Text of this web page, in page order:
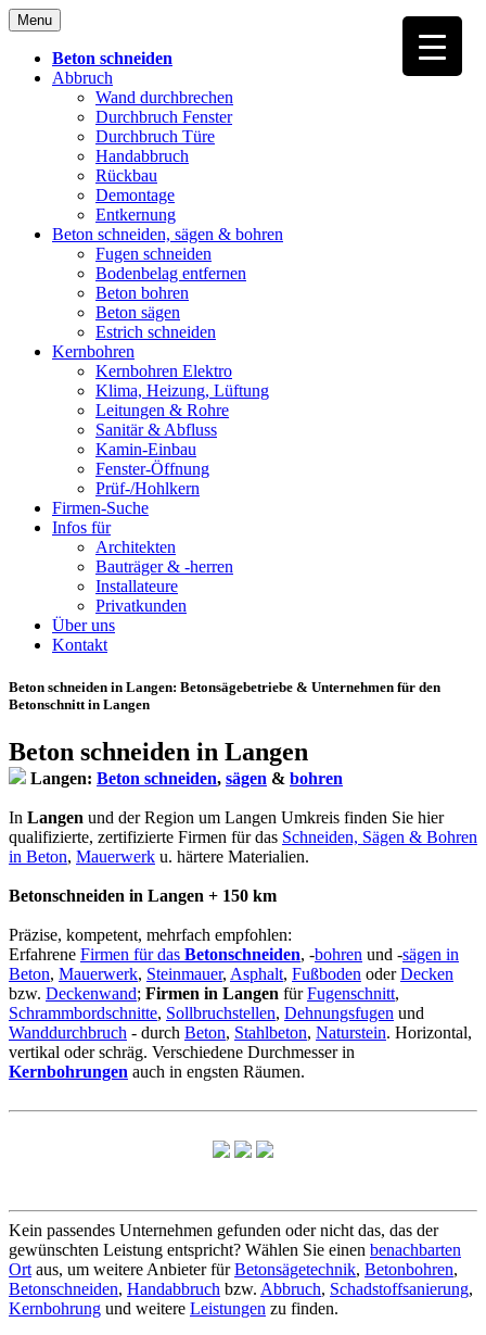
Skip
to
content
Menu
Beton schneiden
Abbruch
Wand durchbrechen
Durchbruch Fenster
Durchbruch Türe
Handabbruch
Rückbau
Demontage
Entkernung
Beton schneiden, sägen & bohren
Fugen schneiden
Bodenbelag entfernen
Beton bohren
Beton sägen
Estrich schneiden
Kernbohren
Kernbohren Elektro
Klima, Heizung, Lüftung
Leitungen & Rohre
Sanitär & Abfluss
Kamin-Einbau
Fenster-Öffnung
Prüf-/Hohlkern
Firmen-Suche
Infos für
Architekten
Bauträger & -herren
Installateure
Privatkunden
Über uns
Kontakt
Beton schneiden in Langen: Betonsägebetriebe & Unternehmen für den
Betonschnitt in Langen
Beton schneiden in Langen
Langen: Beton schneiden, sägen & bohren
In Langen und der Region um Langen Umkreis finden Sie hier
qualifizierte, zertifizierte Firmen für das Schneiden, Sägen & Bohren
in Beton, Mauerwerk u. härtere Materialien.
Betonschneiden in Langen + 150 km
Präzise, kompetent, mehrfach empfohlen:
Erfahrene Firmen für das Betonschneiden, -bohren und -sägen in
Beton, Mauerwerk, Steinmauer, Asphalt, Fußboden oderDecken
bzw. Deckenwand; Firmen in Langen fürFugenschnitt,
Schrammbordschnitte, Sollbruchstellen, Dehnungsfugen und
Wanddurchbruch - durch Beton, Stahlbeton, Naturstein. Horizontal,
vertikal oder schräg. Verschiedene Durchmesser in
Kernbohrungen auch in engsten Räumen.
Kein passendes Unternehmen gefunden oder nicht das, das der
gewünschten Leistung entspricht? Wählen Sie einen benachbarten
Ort aus, um weitere Anbieter fürBetonsägetechnik, Betonbohren,
Betonschneiden, Handabbruch bzw. Abbruch, Schadstoffsanierung,
Kernbohrung und weitere Leistungen zu finden.